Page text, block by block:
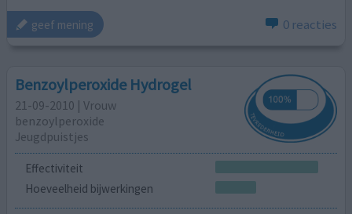
geef mening 0 reacties
Benzoylperoxide Hydrogel
21-09-2010 | Vrouw
benzoylperoxide
Jeugdpuistjes
Effectiviteit
Hoeveelheid bijwerkingen